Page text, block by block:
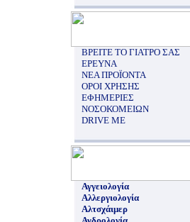
ΒΡΕΙΤΕ ΤΟ ΓΙΑΤΡΟ ΣΑΣ
ΕΡΕΥΝΑ
ΝΕΑ ΠΡΟΪΟΝΤΑ
ΟΡΟΙ ΧΡΗΣΗΣ
ΕΦΗΜΕΡΙΕΣ
ΝΟΣΟΚΟΜΕΙΩΝ
DRIVE ME
Αγγειολογία
Αλλεργιολογία
Αλτσχάιμερ